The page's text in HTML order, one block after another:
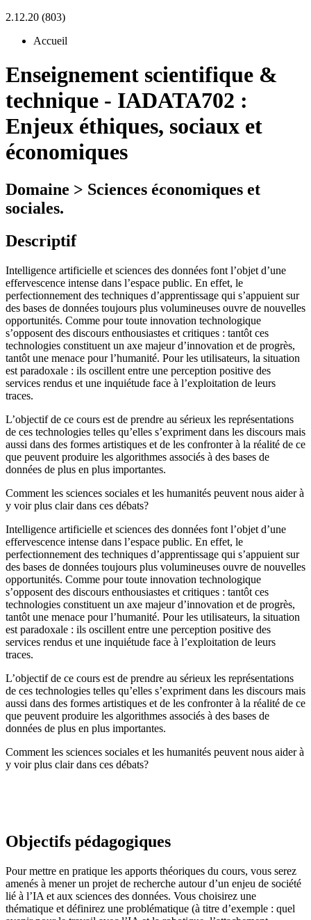
2.12.20 (803)
Accueil
Enseignement scientifique &
technique - IADATA702 :
Enjeux éthiques, sociaux et
économiques
Domaine > Sciences économiques et
sociales.
Descriptif
Intelligence artificielle et sciences des données font l’objet d’une
effervescence intense dans l’espace public. En effet, le
perfectionnement des techniques d’apprentissage qui s’appuient sur
des bases de données toujours plus volumineuses ouvre de nouvelles
opportunités. Comme pour toute innovation technologique
s’opposent des discours enthousiastes et critiques : tantôt ces
technologies constituent un axe majeur d’innovation et de progrès,
tantôt une menace pour l’humanité. Pour les utilisateurs, la situation
est paradoxale : ils oscillent entre une perception positive des
services rendus et une inquiétude face à l’exploitation de leurs
traces.
L’objectif de ce cours est de prendre au sérieux les représentations
de ces technologies telles qu’elles s’expriment dans les discours mais
aussi dans des formes artistiques et de les confronter à la réalité de ce
que peuvent produire les algorithmes associés à des bases de
données de plus en plus importantes.
Comment les sciences sociales et les humanités peuvent nous aider à
y voir plus clair dans ces débats?
Intelligence artificielle et sciences des données font l’objet d’une
effervescence intense dans l’espace public. En effet, le
perfectionnement des techniques d’apprentissage qui s’appuient sur
des bases de données toujours plus volumineuses ouvre de nouvelles
opportunités. Comme pour toute innovation technologique
s’opposent des discours enthousiastes et critiques : tantôt ces
technologies constituent un axe majeur d’innovation et de progrès,
tantôt une menace pour l’humanité. Pour les utilisateurs, la situation
est paradoxale : ils oscillent entre une perception positive des
services rendus et une inquiétude face à l’exploitation de leurs
traces.
L’objectif de ce cours est de prendre au sérieux les représentations
de ces technologies telles qu’elles s’expriment dans les discours mais
aussi dans des formes artistiques et de les confronter à la réalité de ce
que peuvent produire les algorithmes associés à des bases de
données de plus en plus importantes.
Comment les sciences sociales et les humanités peuvent nous aider à
y voir plus clair dans ces débats?
Objectifs pédagogiques
Pour mettre en pratique les apports théoriques du cours, vous serez
amenés à mener un projet de recherche autour d’un enjeu de société
lié à l’IA et aux sciences des données. Vous choisirez une
thématique et définirez une problématique (à titre d’exemple : quel